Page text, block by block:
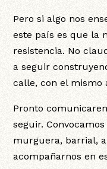
Pero si algo nos
este país es que la
resistencia. No
a seguir
calle, con el mismo
Pronto
seguir.
murguera, barrial,
acompañarnos en